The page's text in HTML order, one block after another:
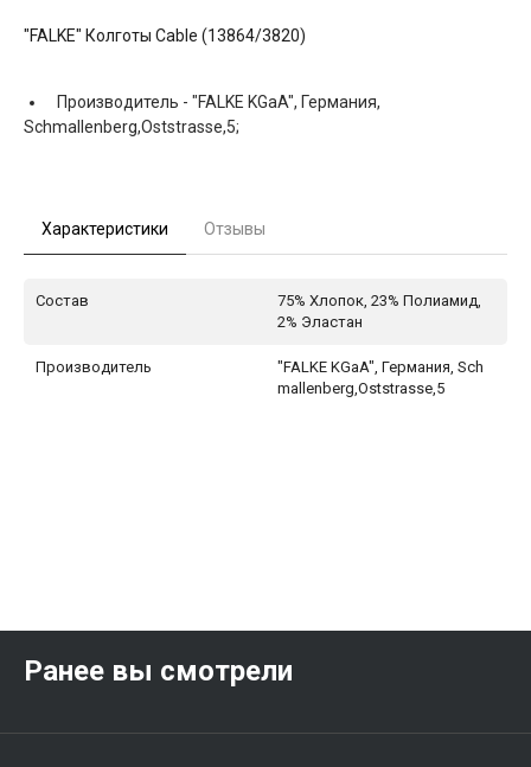
"FALKE" Колготы Cable (13864/3820)
Производитель - "FALKE KGaA", Германия,
Schmallenberg,Oststrasse,5;
Характеристики Отзывы
Состав
75% Хлопок, 23% Полиамид,
2% Эластан
Производитель
"FALKE KGaA", Германия, Sch
mallenberg,Oststrasse,5
Ранее вы смотрели